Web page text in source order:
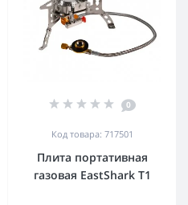
0
Код товара: 717501
Плита портативная
газовая EastShark T1